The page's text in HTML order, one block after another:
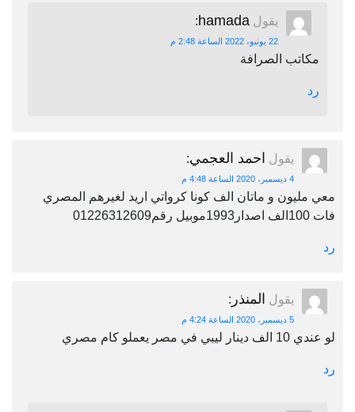
يقول hamada
:
22 يونيو، 2022 الساعة 2:48 م
مكاتب الصرافة
رد
يقول احمد العجمي:
4 ديسمبر، 2020 الساعة 4:48 م
معي مليون و ماتان الف كونا كرواتي اريد لغيرهم المصري
فات 100الف اصدار1993موبيل رقم01226312609
رد
يقول المنذر :
5 ديسمبر، 2020 الساعة 4:24 م
لو عندي 10 الف دينار ليبي في مصر يعملو كام مصري
رد